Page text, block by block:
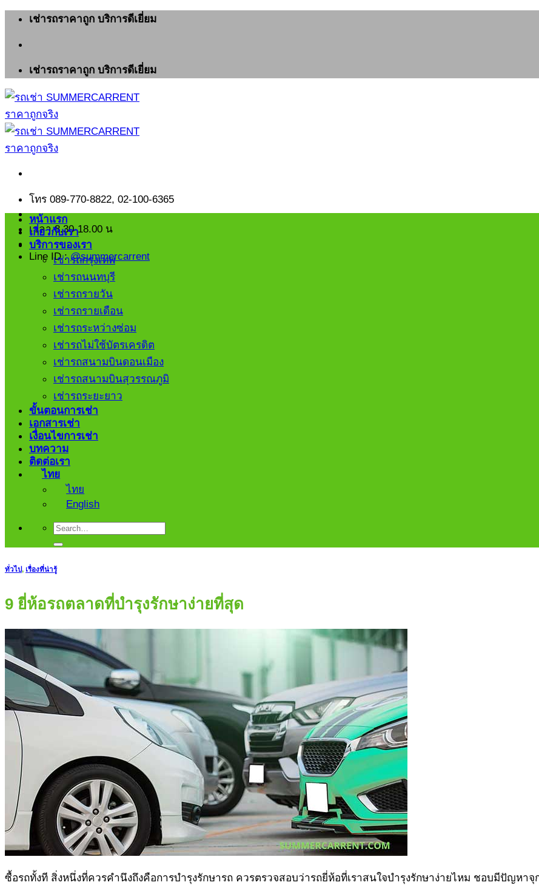
ข้าม
เนื้อหา
เช่ารถราคาถูก บริการดีเยี่ยม
เช่ารถราคาถูก บริการดีเยี่ยม
โทร 089-770-8822, 02-100-6365
เวลา 8.30-18.00 น
Line ID :@summercarrent
หน้าแรก
เกี่ยวกับเรา
บริการของเรา
เช่ารถกรุงเทพ
เช่ารถนนทบุรี
เช่ารถรายวัน
เช่ารถรายเดือน
เช่ารถระหว่างซ่อม
เช่ารถไม่ใช้บัตรเครดิต
เช่ารถสนามบินดอนเมือง
เช่ารถสนามบินสุวรรณภูมิ
เช่ารถระยะยาว
ขั้นตอนการเช่า
เอกสารเช่า
เงื่อนไขการเช่า
บทความ
ติดต่อเรา
ไทย
ไทย
English
ทั่วไป, เรื่องที่น่ารู้
9 ยี่ห้อรถตลาดที่บำรุงรักษาง่ายที่สุด
ซื้อรถทั้งที สิ่งหนึ่งที่ควรคำนึงถึงคือการบำรุงรักษารถ ควรตรวจสอบว่ารถยี่ห้อที่เราสนใจบำรุงรักษาง่ายไหม ชอบมีปัญหา